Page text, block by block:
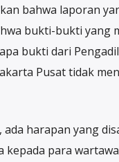
bahwa laporan
bukti-bukti yang
bukti dari
Pusat tidak
harapan yang
para